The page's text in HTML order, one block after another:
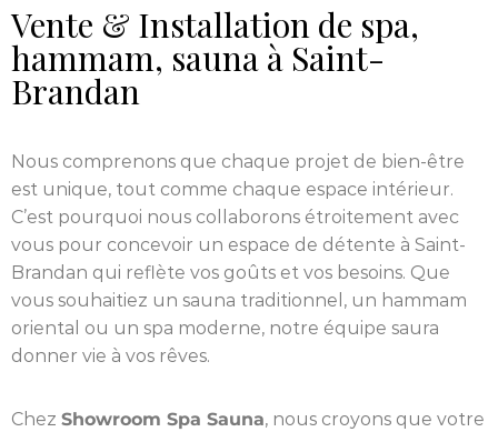
Vente & Installation de spa,
hammam, sauna à Saint-
Brandan
Nous comprenons que chaque projet de bien-être
est unique, tout comme chaque espace intérieur.
C’est pourquoi nous collaborons étroitement avec
vous pour concevoir un espace de détente à Saint-
Brandan qui reflète vos goûts et vos besoins. Que
vous souhaitiez un sauna traditionnel, un hammam
oriental ou un spa moderne, notre équipe saura
donner vie à vos rêves.
Chez Showroom Spa Sauna, nous croyons que votre